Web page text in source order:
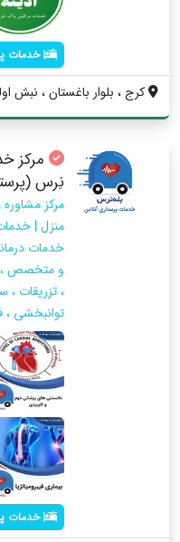
خدمات
کرج ، بلوار باغستان ، نبش
مرکز
نِرس
مرکز
منزل |
خدمات
و متخصص ،
، تزریقات ،
توانبخشی ،
خدمات